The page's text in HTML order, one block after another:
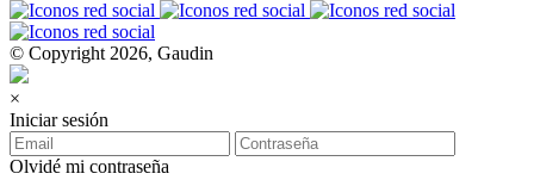
© Copyright 2026, Gaudin
×
Iniciar sesión
Olvidé mi contraseña